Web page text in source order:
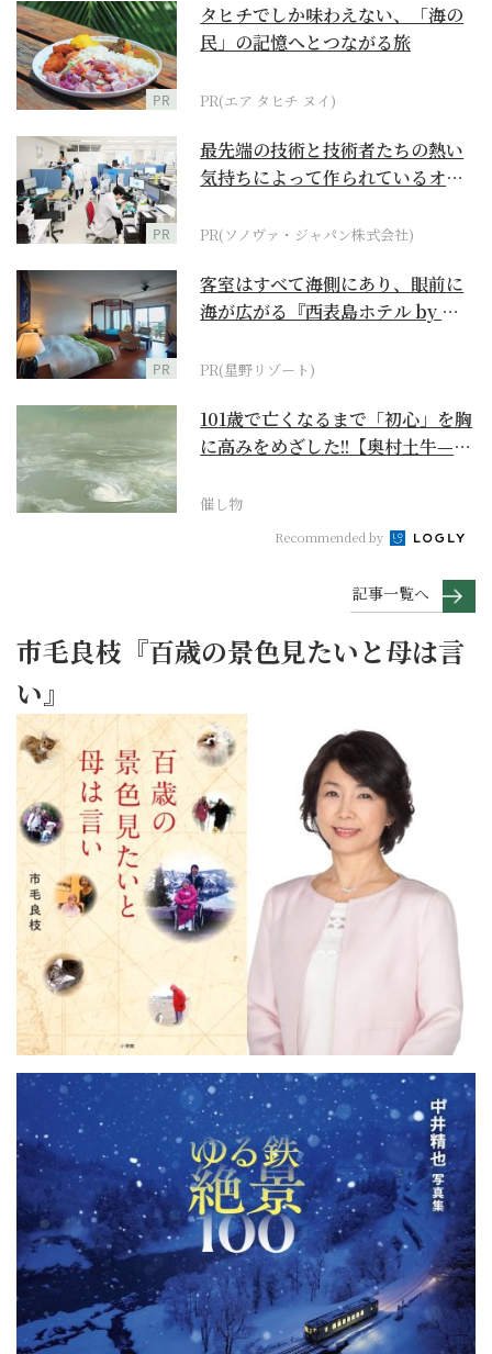
PR
タヒチでしか味わえない、「海の
民」の記憶へとつながる旅
PR(エア タヒチ ヌイ)
PR
最先端の技術と技術者たちの熱い
気持ちによって作られているオー
PR(ソノヴァ・ジャパン株式会社)
PR
客室はすべて海側にあり、眼前に
海が広がる『西表島ホテル by 星
PR(星野リゾート)
101歳で亡くなるまで「初心」を胸
に高みをめざした!!【奥村土牛—名
催し物
Recommended by
記事一覧へ
市毛良枝『百歳の景色見たいと母は言
い』